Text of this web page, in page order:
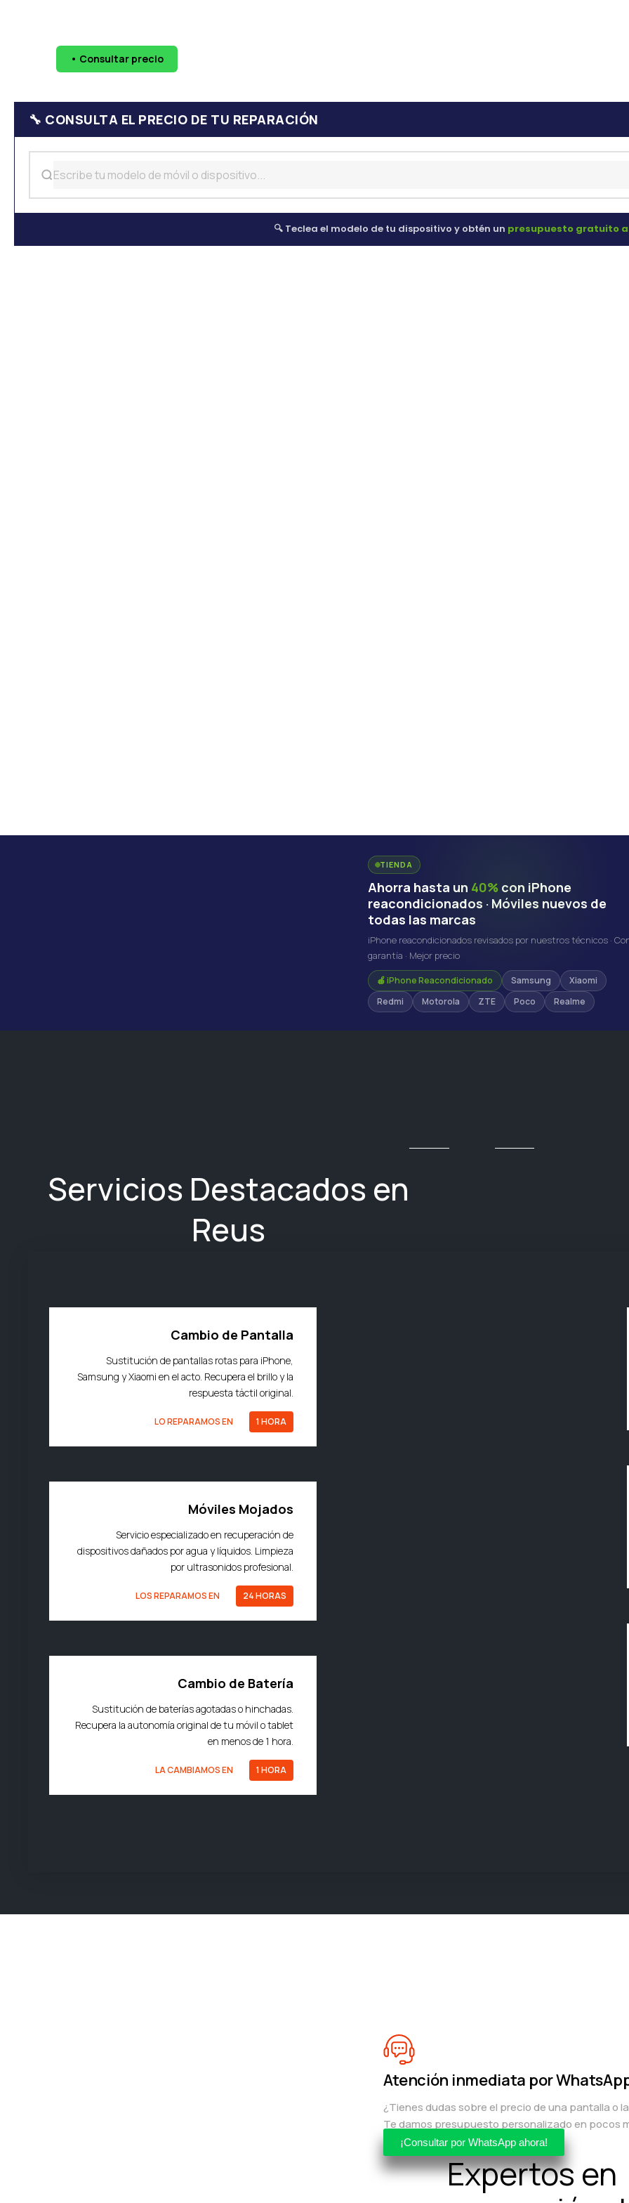
• Consultar precio
🔧 CONSULTA EL PRECIO DE TU REPARACIÓN
🔍 Teclea el modelo de tu dispositivo y obtén un presupuesto gratuito
TIENDA
Ahorra hasta un 40% con iPhone
reacondicionados · Móviles nuevos de
todas las marcas
iPhone reacondicionados revisados por nuestros técnicos ·
garantía · Mejor precio
🍎 iPhone Reacondicionado Samsung
Xiaomi
Redmi
Motorola ZTE Poco Realme
Servicios Destacados en
Reus
Cambio de Pantalla
Sustitución de pantallas rotas para iPhone,
Samsung y Xiaomi en el acto. Recupera el brillo y la
respuesta táctil original.
LO REPARAMOS EN 1 HORA
Móviles Mojados
Servicio especializado en recuperación de
dispositivos dañados por agua y líquidos. Limpieza
por ultrasonidos profesional.
LOS REPARAMOS EN 24 HORAS
Cambio de Batería
Sustitución de baterías agotadas o hinchadas.
Recupera la autonomía original de tu móvil o tablet
en menos de 1 hora.
LA CAMBIAMOS EN 1 HORA
Atención inmediata por
¿Tienes dudas sobre el precio de una pantalla o
Te damos presupuesto personalizado en pocos
¡Consultar por WhatsApp ahora!
Expertos en